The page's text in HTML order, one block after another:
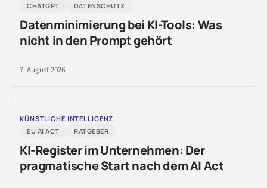
CHATGPT
DATENSCHUTZ
Datenminimierung bei KI-Tools: Was
nicht in den Prompt gehört
7. August 2026
KÜNSTLICHE INTELLIGENZ
EU AI ACT
RATGEBER
KI-Register im Unternehmen: Der
pragmatische Start nach dem AI Act